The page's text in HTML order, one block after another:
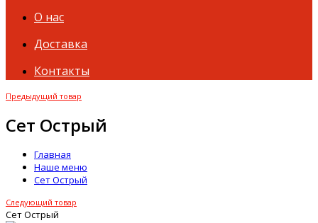
О нас
Доставка
Контакты
Предыдущий товар
Сет Острый
Главная
Наше меню
Сет Острый
Следующий товар
Сет Острый